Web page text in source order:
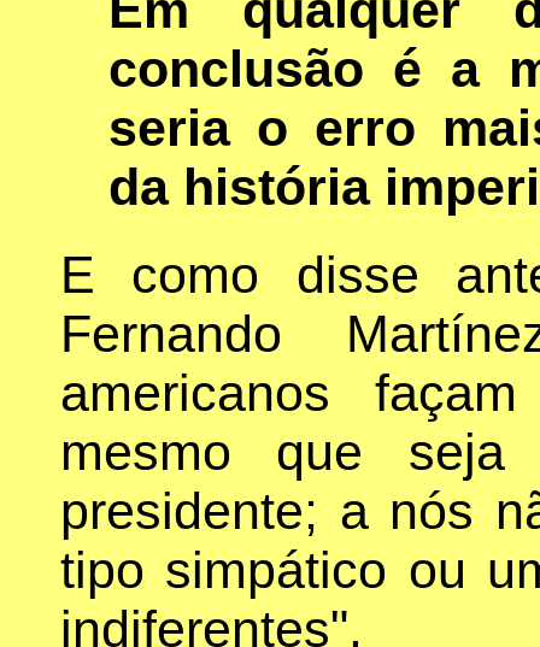
conclusão é a
seria o erro
da história
E como disse
Fernando
americanos
mesmo que
presidente; a nós
tipo simpático ou
indiferentes".